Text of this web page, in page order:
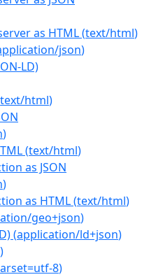
as HTML(text/html)
json)
LD)
text/html)
)
(text/html)
as JSON
)
as HTML(text/html)
geo+json)
(application/ld+json)
)
8)